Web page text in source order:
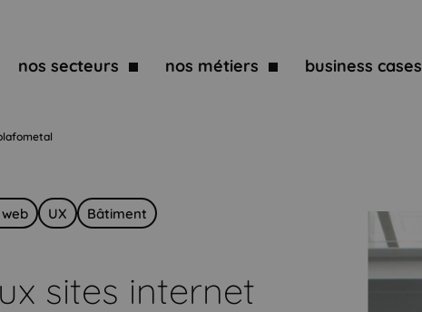
nos secteurs nos métiers business cases
UX Bâtiment
sites internet